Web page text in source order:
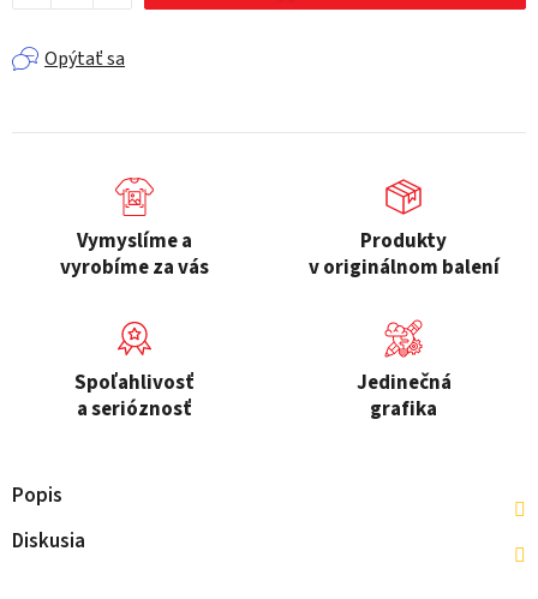
Opýtať sa
Vymyslíme a
vyrobíme za vás
Produkty
v originálnom balení
Spoľahlivosť
a serióznosť
Jedinečná
grafika
Popis
Diskusia